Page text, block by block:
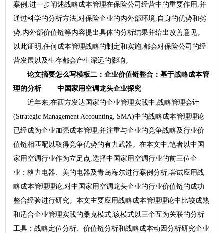
案例,进一步阐述战略成本管理在保险公司经营中的重要作用,并
通过科学的分析方法,对保险企业的内外部环境,自身的优势和劣
势,内外部价值链等内容提出具体的分析结果并给出改善意见。
以此证明,任何成本管理战略的制定和实施,都会对保险公司的经
营发展以及生存都会产生深远的影响。
论文摘要怎么写模板二：企业价值链整合：基于战略成本管
理的分析 ——中国家用空调龙头企业探究
近年来,在西方发达国家的企业管理实践中,战略管理会计
(Strategic Management Accounting, SMA)中的战略成本管理理论
已经成为企业加强成本管理,并注重与企业的竞争战略及行业价
值链相匹配以取得竞争优势的有力武器。在本文中,笔者以中国
家用空调行业作为立足点,选择中国家用空调行业的前三位企
业：格力电器、美的电器及青岛海尔进行案例分析,尝试应用战
略成本管理理论,对中国家用空调龙头企业的行业价值链的成功
整合经验进行研究。本文主要应用战略成本管理理论中比较成熟
和适合企业管理实践的桑克模式,该模式以三个互为关联的分析
工具：战略定位分析、价值链分析和战略成本动因分析研究企业